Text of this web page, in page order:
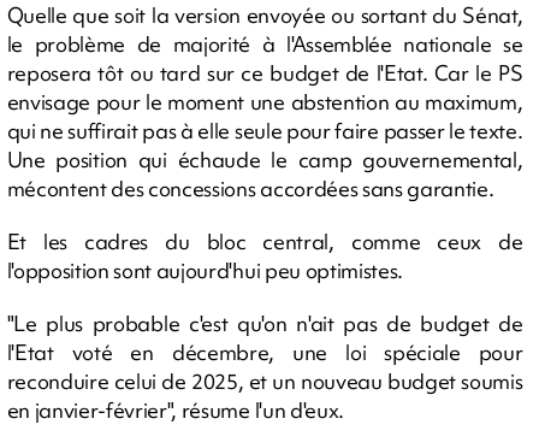
Quelle que soit la version envoyée ou sortant du Sénat,
le problème de majorité à l'Assemblée nationale se
reposera tôt ou tard sur ce budget de l'Etat. Car le PS
envisage pour le moment une abstention au maximum,
qui ne suffirait pas à elle seule pour faire passer le texte.
Une position qui échaude le camp gouvernemental,
mécontent des concessions accordées sans garantie.
Et les cadres du bloc central, comme ceux de
l'opposition sont aujourd'hui peu optimistes.
"Le plus probable c'est qu'on n'ait pas de budget de
l'Etat voté en décembre, une loi spéciale pour
reconduire celui de 2025, et un nouveau budget soumis
en janvier-février", résume l'un d'eux.